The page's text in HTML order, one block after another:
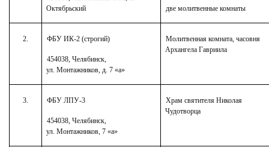
Октябрьский
две молитвенные комнаты
2. ФБУ ИК-2 (строгий)
454038, Челябинск,
ул. Монтажников, д. 7 «а»
Молитвенная комната, часовня
Архангела Гавриила
3. ФБУ ЛПУ-3
454038, Челябинск,
ул. Монтажников, 7 «а»
Храм святителя Николая
Чудотворца